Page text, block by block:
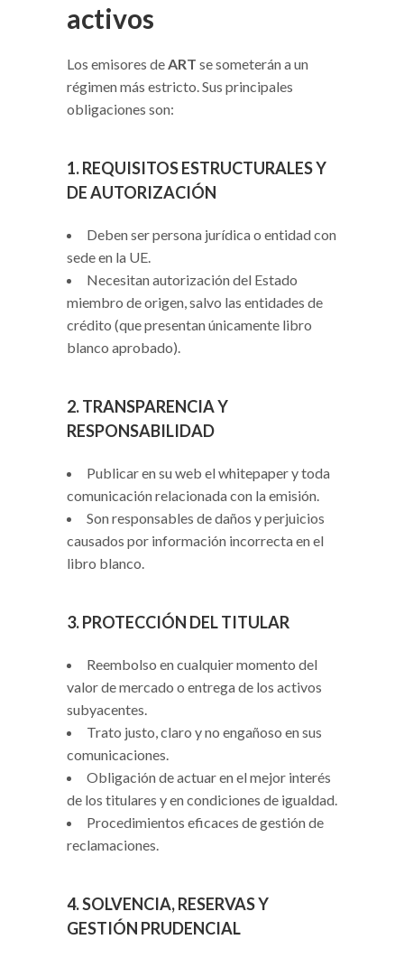
activos
Los emisores deART se someterán a un
régimen más estricto. Sus principales
obligaciones son:
1. REQUISITOS ESTRUCTURALES Y
DE AUTORIZACIÓN
Deben ser persona jurídica o entidad con
sede en la UE.
Necesitan autorización del Estado
miembro de origen, salvo las entidades de
crédito (que presentan únicamente libro
blanco aprobado).
2. TRANSPARENCIA Y
RESPONSABILIDAD
Publicar en su web el whitepaper y toda
comunicación relacionada con la emisión.
Son responsables de daños y perjuicios
causados por información incorrecta en el
libro blanco.
3. PROTECCIÓN DEL TITULAR
Reembolso en cualquier momento del
valor de mercado o entrega de los activos
subyacentes.
Trato justo, claro y no engañoso en sus
comunicaciones.
Obligación de actuar en el mejor interés
de los titulares y en condiciones de igualdad.
Procedimientos eficaces de gestión de
reclamaciones.
4. SOLVENCIA, RESERVAS Y
GESTIÓN PRUDENCIAL